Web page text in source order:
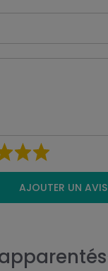
AJOUTER UN AVIS